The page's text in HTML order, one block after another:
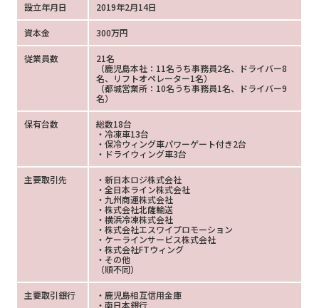
設立年月日 2019年2月14日
資本金 300万円
従業員数
21名
（鹿児島本社：11名うち事務員2名、ドライバー8
名、リフトオペレーター1名）
（都城営業所：10名うち事務員1名、ドライバー9
名）
保有台数
総数18台
・冷凍車13台
・保冷ウィング車パワーゲート付き2台
・ドライウィング車3台
主要取引先
・新日本ロジ株式会社
・全日本ライン株式会社
・九州商運株式会社
・株式会社北薩輸送
・横浜冷凍株式会社
・株式会社エスワイプロモーション
・ケーラインサービス株式会社
・株式会社FTウィング
・その他
（順不同）
主要取引銀行
・鹿児島相互信用金庫
・南日本銀行